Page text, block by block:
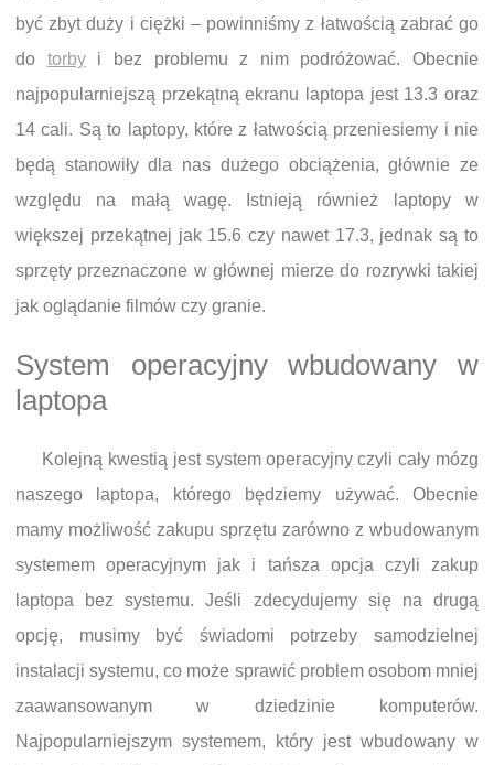
być zbyt duży i ciężki – powinniśmy z łatwością zabrać go
do torbyi bez problemu z nim podróżować. Obecnie
najpopularniejszą przekątną ekranu laptopa jest 13.3 oraz
14 cali. Są to laptopy, które z łatwością przeniesiemy i nie
będą stanowiły dla nas dużego obciążenia, głównie ze
względu na małą wagę. Istnieją również laptopy w
większej przekątnej jak 15.6 czy nawet 17.3, jednak są to
sprzęty przeznaczone w głównej mierze do rozrywki takiej
jak oglądanie filmów czy granie.
System operacyjny wbudowany w
laptopa
Kolejną kwestią jest system operacyjny czyli cały mózg
naszego laptopa, którego będziemy używać. Obecnie
mamy możliwość zakupu sprzętu zarówno z wbudowanym
systemem operacyjnym jak i tańsza opcja czyli zakup
laptopa bez systemu. Jeśli zdecydujemy się na drugą
opcję, musimy być świadomi potrzeby samodzielnej
instalacji systemu, co może sprawić problem osobom mniej
zaawansowanym w dziedzinie komputerów.
Najpopularniejszym systemem, który jest wbudowany w